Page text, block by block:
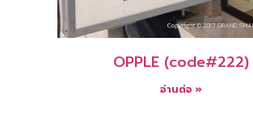
OPPLE (code#222)
อ่านต่อ »